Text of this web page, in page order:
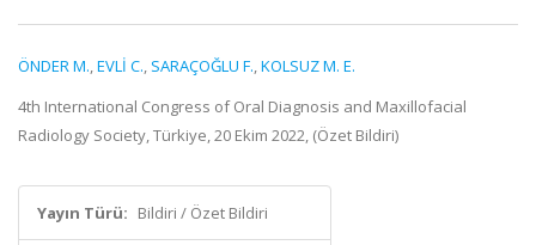
ÖNDER M.,EVLİ C., SARAÇOĞLU F.,KOLSUZ M. E.
4th International Congress of Oral Diagnosis and Maxillofacial
Radiology Society, Türkiye, 20 Ekim 2022, (Özet Bildiri)
Yayın Türü: Bildiri / Özet Bildiri